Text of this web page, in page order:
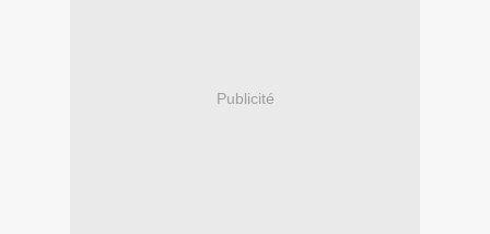
Publicité